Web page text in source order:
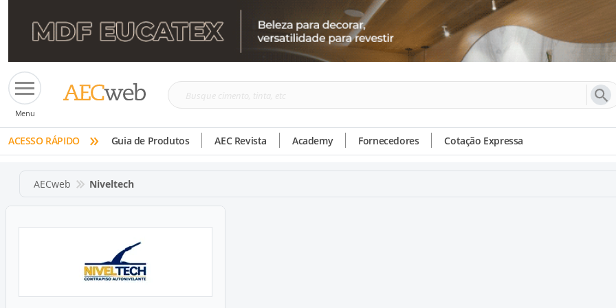
Menu
Busque
tinta,
etc
ACESSO RÁPIDO » Guia de Produtos AEC Revista Academy Fornecedores Cotação Expressa
AECweb Niveltech